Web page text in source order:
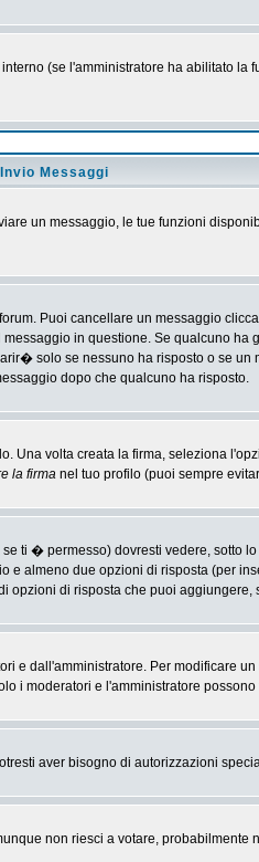
(se l'amministratore ha abilitato la
Invio Messaggi
un messaggio, le tue funzioni
Puoi cancellare un messaggio
in questione. Se qualcuno ha
solo se nessuno ha risposto o se
dopo che qualcuno ha risposto.
Una volta creata la firma, seleziona
la firma nel tuo profilo (puoi sempre
ti � permesso) dovresti vedere, sotto
almeno due opzioni di risposta (per
di risposta che puoi aggiungere,
e dall'amministratore. Per modificare
i moderatori e l'amministratore possono
aver bisogno di autorizzazioni
non riesci a votare, probabilmente